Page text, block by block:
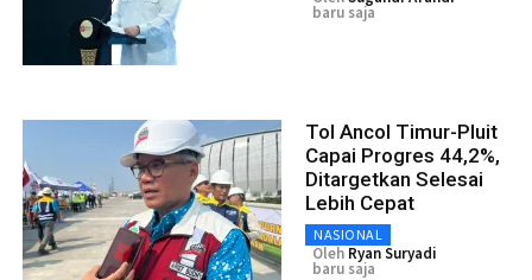
baru saja
Tol Ancol Timur-Pluit
Capai Progres 44,2%,
Ditargetkan Selesai
Lebih Cepat
NASIONAL
Oleh Ryan Suryadi
baru saja